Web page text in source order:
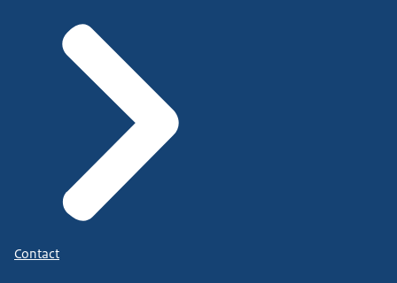
Contact